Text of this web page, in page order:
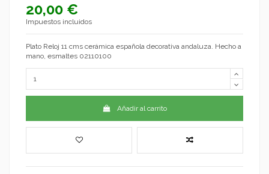
20,00 €
Impuestos incluidos
Plato Reloj 11 cms cerámica española decorativa andaluza. Hecho a
mano, esmaltes 02110100
Añadir al carrito